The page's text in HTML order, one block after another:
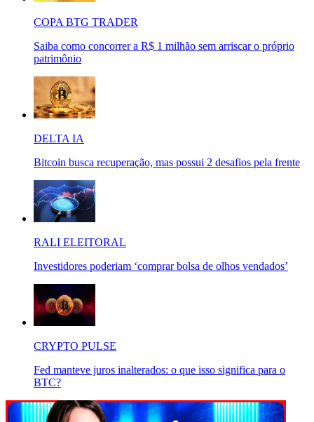
COPA BTG TRADER
Saiba como concorrer a R$ 1 milhão sem arriscar o próprio
patrimônio
DELTA IA
Bitcoin busca recuperação, mas possui 2 desafios pela frente
RALI ELEITORAL
Investidores poderiam ‘comprar bolsa de olhos vendados’
CRYPTO PULSE
Fed manteve juros inalterados: o que isso significa para o
BTC?